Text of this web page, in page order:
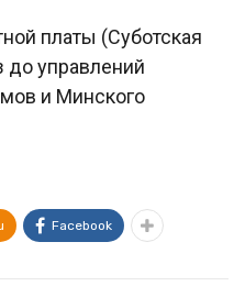
платы (Суботская
до управлений
и Минского
Facebook